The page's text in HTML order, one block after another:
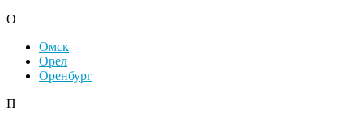
О
Омск
Орел
Оренбург
П